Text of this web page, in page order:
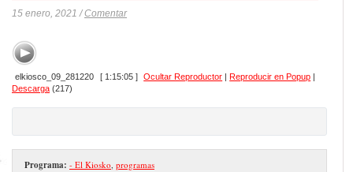
15 enero, 2021 /Comentar
elkiosco_09_281220 [ 1:15:05 ] Ocultar Reproductor |Reproducir en Popup |
Descarga (217)
Programa: - El Kiosko programas